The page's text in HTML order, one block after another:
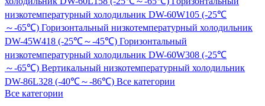
низкотемпературный холодильник DW-60W105 (-25℃
～-65℃) Горизонтальный низкотемпературный холодильник
DW-45W418 (-25℃～-45℃) Горизонтальный
низкотемпературный холодильник DW-60W308 (-25℃
～-65℃) Вертикальный низкотемпературный холодильник
DW-86L328 (-40℃～-86℃) Все категории
Все категории